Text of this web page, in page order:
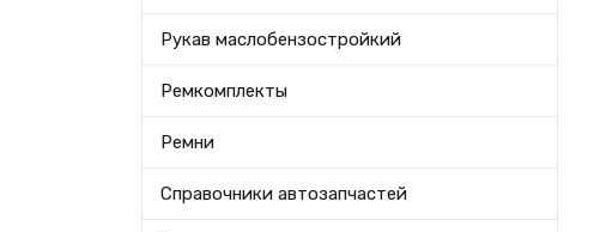
Рукав маслобензостройкий
Ремкомплекты
Ремни
Справочники автозапчастей